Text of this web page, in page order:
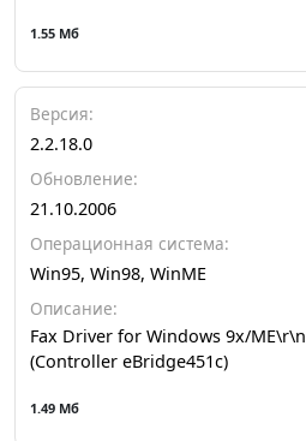
1.55 Мб
Версия:
2.2.18.0
Обновление:
21.10.2006
Операционная система:
Win95, Win98, WinME
Описание:
Fax Driver for Windows 9x/ME\r\n
(Controller eBridge451c)
1.49 Мб